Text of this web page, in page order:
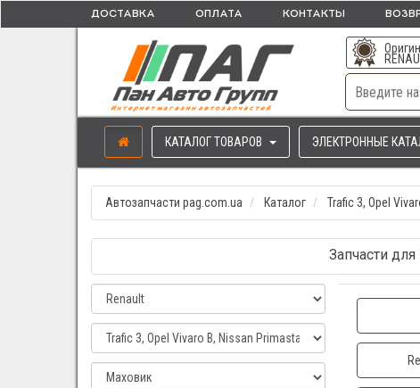
ДОСТАВКА ОПЛАТА КОНТАКТЫ
КАТАЛОГ ТОВАРОВ ЭЛЕКТРОННЫЕ
Автозапчасти pag.com.ua Каталог Trafic 3, Opel
Запчасти